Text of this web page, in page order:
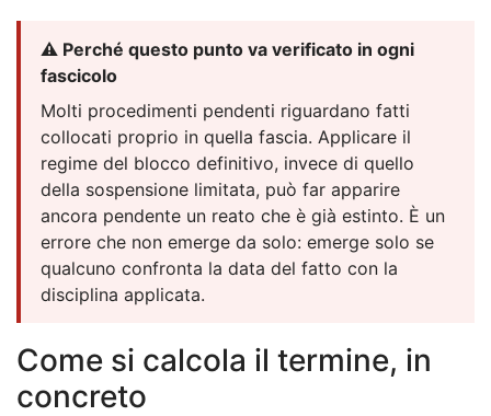
⚠️ Perché questo punto va verificato in ogni
fascicolo
Molti procedimenti pendenti riguardano fatti
collocati proprio in quella fascia. Applicare il
regime del blocco definitivo, invece di quello
della sospensione limitata, può far apparire
ancora pendente un reato che è già estinto. È un
errore che non emerge da solo: emerge solo se
qualcuno confronta la data del fatto con la
disciplina applicata.
Come si calcola il termine, in
concreto